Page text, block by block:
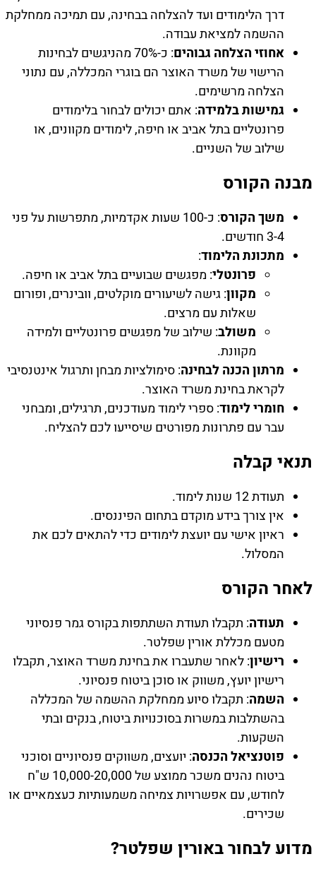
דרך הלימודים ועד להצלחה בבחינה, עם תמיכה ממחלקת
ההשמה למציאת עבודה.
אחוזי הצלחה גבוהים
: כ-70% מהניגשים לבחינות
הרישוי של משרד האוצר הם בוגרי המכללה, עם נתוני
הצלחה מרשימים.
גמישות בלמידה: אתם יכולים לבחור בלימודים
פרונטליים בתל אביב או חיפה, לימודים מקוונים, או
שילוב של השניים.
מבנה הקורס
משך הקורס
: כ-100 שעות אקדמיות, מתפרשות על פני
3-4 חודשים.
מתכונת הלימוד:
פרונטלי: מפגשים שבועיים בתל אביב או חיפה.
מקוון: גישה לשיעורים מוקלטים, וובינרים, ופורום
שאלות עם מרצים.
משולב: שילוב של מפגשים פרונטליים ולמידה
מקוונת.
מרתון הכנה לבחינה: סימולציות מבחן ותרגול אינטנסיבי
לקראת בחינת משרד האוצר.
חומרי לימוד: ספרי לימוד מעודכנים, תרגילים, ומבחני
עבר עם פתרונות מפורטים שיסייעו לכם להצליח.
תנאי קבלה
תעודת 12 שנות לימוד.
אין צורך בידע מוקדם בתחום הפיננסים.
ראיון אישי עם יועצת לימודים כדי להתאים לכם את
המסלול.
לאחר הקורס
תעודה: תקבלו תעודת השתתפות בקורס גמר פנסיוני
מטעם מכללת אורין שפלטר.
רישיון: לאחר שתעברו את בחינת משרד האוצר, תקבלו
רישיון יועץ, משווק או סוכן ביטוח פנסיוני.
השמה: תקבלו סיוע ממחלקת ההשמה של המכללה
בהשתלבות במשרות בסוכנויות ביטוח, בנקים ובתי
השקעות.
פוטנציאל הכנסה: יועצים, משווקים פנסיוניים וסוכני
ביטוח נהנים משכר ממוצע של 10,000-20,000 ש"ח
לחודש, עם אפשרויות צמיחה משמעותיות כעצמאיים או
שכירים.
מדוע לבחור באורין שפלטר?